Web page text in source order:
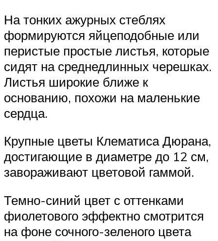
На тонких ажурных стеблях
формируются яйцеподобные или
перистые простые листья, которые
сидят на среднедлинных черешках.
Листья широкие ближе к
основанию, похожи на маленькие
сердца.
Крупные цветы Клематиса Дюрана,
достигающие в диаметре до 12 см,
завораживают цветовой гаммой.
Темно-синий цвет с оттенками
фиолетового эффектно смотрится
на фоне сочного-зеленого цвета